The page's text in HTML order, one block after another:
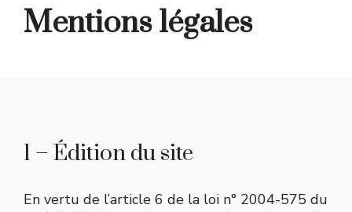
Mentions légales
1 – Édition du site
En vertu de l’article 6 de la loi n° 2004-575 du